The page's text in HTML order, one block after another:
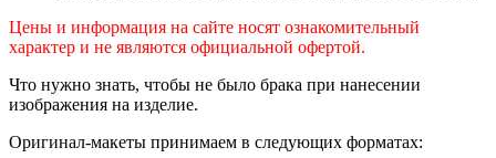
Цены и информация на сайте носят ознакомительный
характер и не являются официальной офертой.
Что нужно знать, чтобы не было брака при нанесении
изображения на изделие.
Оригинал-макеты принимаем в следующих форматах: